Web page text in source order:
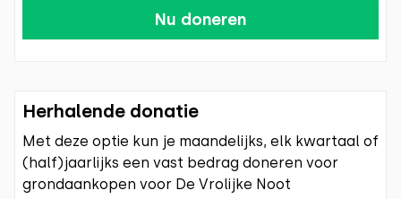
Nu doneren
Herhalende donatie
Met deze optie kun je maandelijks, elk kwartaal of
(half)jaarlijks een vast bedrag doneren voor
grondaankopen voor De Vrolijke Noot